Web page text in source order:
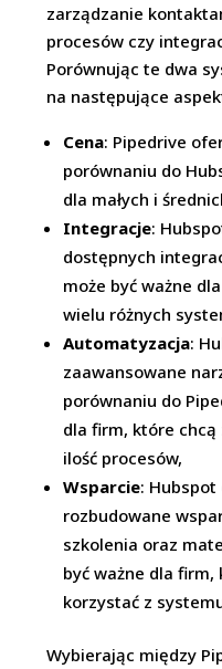
zarządzanie
procesów czy
Porównując te dwa
na następujące
Cena: Pipedrive
porównaniu do
dla małych i
Integracje:
dostępnych
może być ważne
wielu różnych
Automatyzacja:
zaawansowane
porównaniu do
dla firm, które
ilość procesów,
Wsparcie:
rozbudowane
szkolenia oraz
być ważne dla
korzystać z
Wybierając między